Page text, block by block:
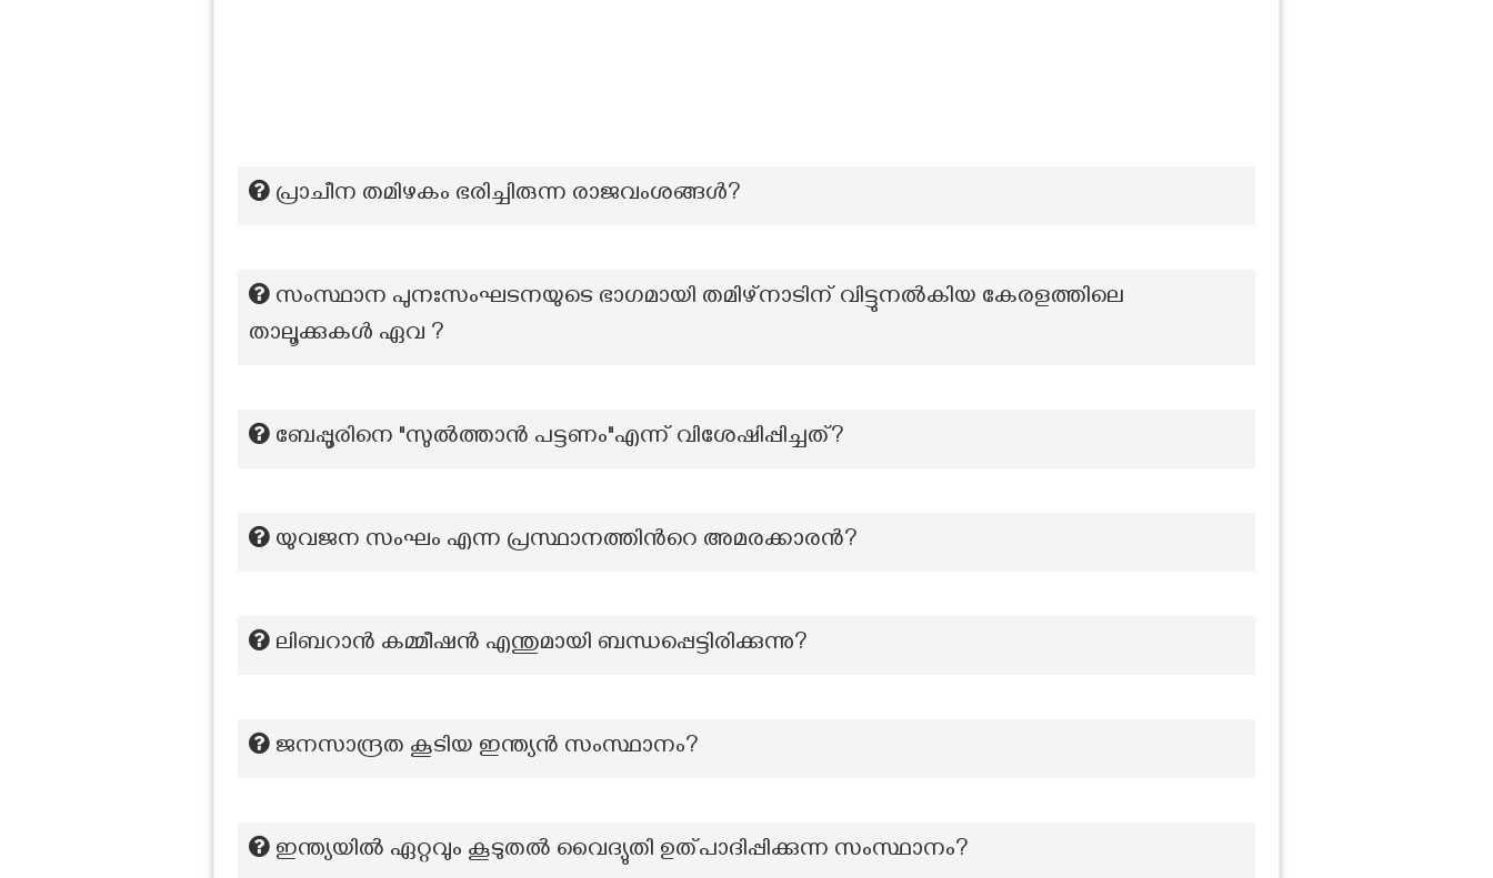
പ്രാചീന തമിഴകം ഭരിച്ചിരുന്ന രാജവംശങ്ങൾ?
സംസ്ഥാന പുനഃസംഘടനയുടെ ഭാഗമായി തമിഴ്‌നാടിന് വിട്ടുനൽകിയ കേരളത്തിലെ
താലൂക്കുകൾ ഏവ ?
ബേപ്പൂരിനെ "സുൽത്താൻ പട്ടണം"എന്ന് വിശേഷിപ്പിച്ചത്?
യുവജന സംഘം എന്ന പ്രസ്ഥാനത്തിന്‍റെ അമരക്കാരൻ?
ലിബറാന്‍ കമ്മീഷന്‍ എന്തുമായി ബന്ധപ്പെട്ടിരിക്കുന്നു?
ജനസാന്ദ്രത കൂടിയ ഇന്ത്യന്‍ സംസ്ഥാനം?
ഇന്ത്യയിൽ ഏറ്റവും കൂടുതൽ വൈദ്യുതി ഉത്പാദിപ്പിക്കുന്ന സംസ്ഥാനം?